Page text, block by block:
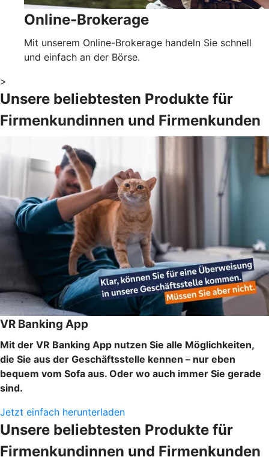
Online-Brokerage
Mit unserem Online-Brokerage handeln Sie schnell
und einfach an der Börse.
>
Unsere beliebtesten Produkte für
Firmenkundinnen und Firmenkunden
VR Banking App
Mit der VR Banking App nutzen Sie alle Möglichkeiten,
die Sie aus der Geschäftsstelle kennen – nur eben
bequem vom Sofa aus. Oder wo auch immer Sie gerade
sind.
Jetzt einfach herunterladen
Unsere beliebtesten Produkte für
Firmenkundinnen und Firmenkunden